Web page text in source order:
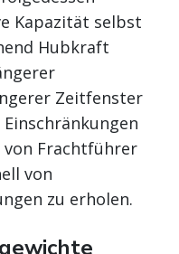
Kapazität selbst
Hubkraft
Zeitfenster
von Frachtführer
von
zu erholen.